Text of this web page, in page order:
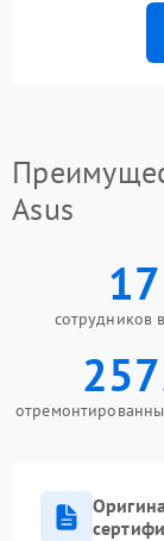
Asus
17
сотрудников